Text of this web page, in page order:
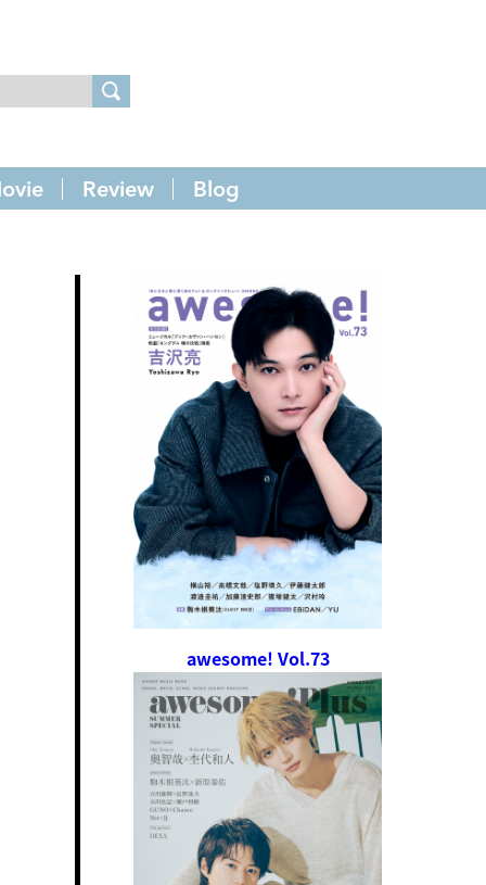
Review Blog
awesome! Vol.73